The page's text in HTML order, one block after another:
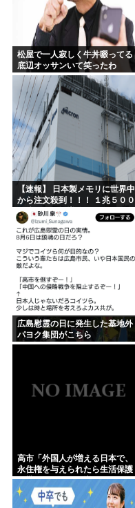
松屋で一人寂しく牛丼啜ってる
底辺オッサンいて笑ったわ
【速報】 日本製メモリに世界中
から注文殺到！！！ １兆５００
０億円で工場増築へ
広島慰霊の日に発生した基地外
パヨク集団がこちら
高市「外国人が増える日本で、
永住権を与えられたら生活保護
を貰うなんて人が増えては困
る。日本人以上の水準の人のみ
許可します」